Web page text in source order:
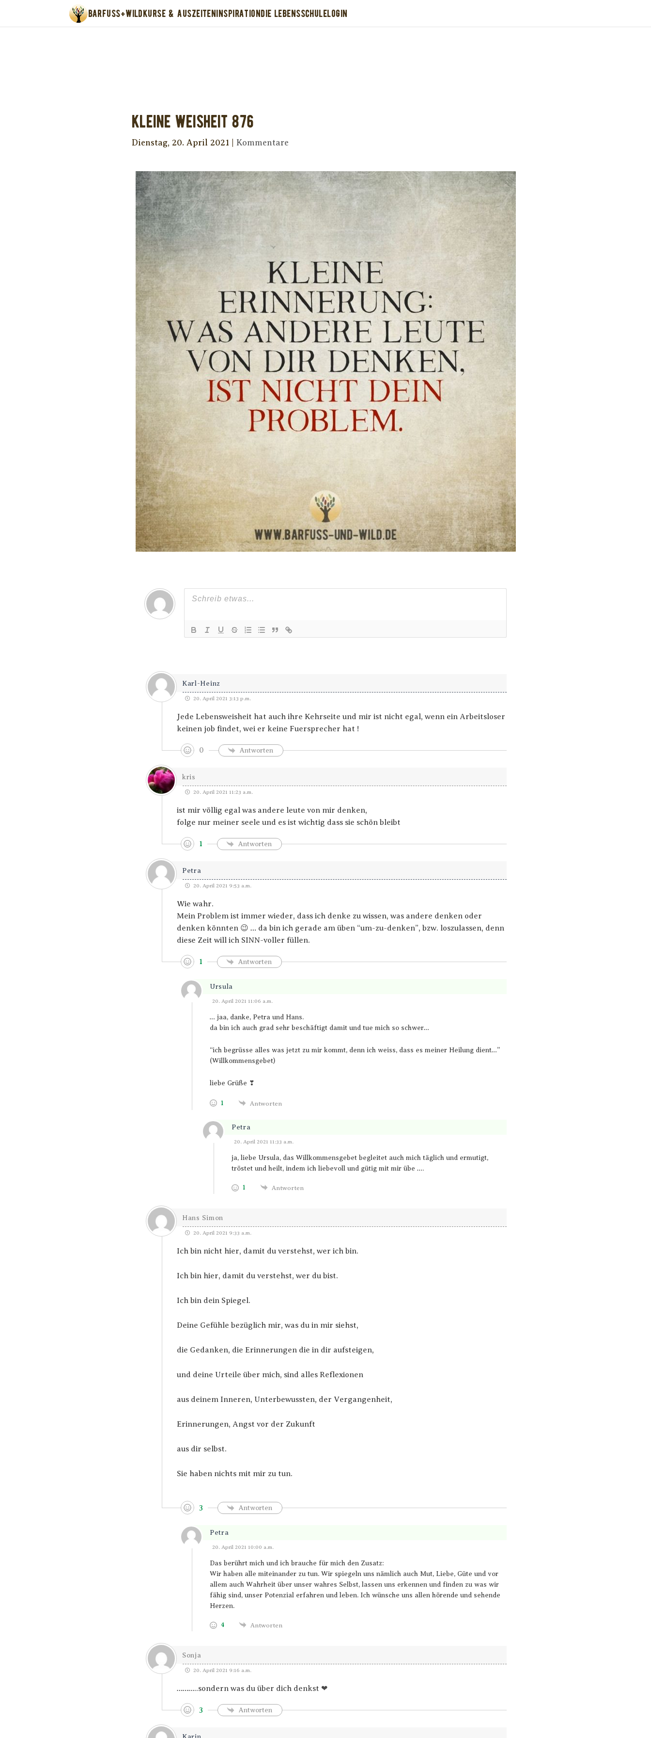
BARFUSS+WILDKURSE & AUSZEITENINSPIRATIONDIE LEBENSSCHULELOGIN
Kleine Weisheit 876
Dienstag, 20. April 2021 Kommentare
Karl-Heinz
20. April 2021 3:13 p.m.
Jede Lebensweisheit hat auch ihre Kehrseite und mir ist nicht egal, wenn ein Arbeitsloser
keinen job findet, wei er keine Fuersprecher hat !
0 Antworten
kris
20. April 2021 11:23 a.m.
ist mir völlig egal was andere leute von mir denken,
folge nur meiner seele und es ist wichtig dass sie schön bleibt
1 Antworten
Petra
20. April 2021 9:53 a.m.
Wie wahr.
Mein Problem ist immer wieder, dass ich denke zu wissen, was andere denken oder
denken könnten 😉 … da bin ich gerade am üben “um-zu-denken”, bzw. loszulassen, denn
diese Zeit will ich SINN-voller füllen.
1 Antworten
Ursula
Antworten
20. April 2021 11:06 a.m.
… jaa, danke, Petra und Hans.
da bin ich auch grad sehr beschäftigt damit und tue mich so schwer…
“ich begrüsse alles was jetzt zu mir kommt, denn ich weiss, dass es meiner Heilung dient…”
(Willkommensgebet)
liebe Grüße ❣
1 Antworten
Petra
Antworten
20. April 2021 11:33 a.m.
ja, liebe Ursula, das Willkommensgebet begleitet auch mich täglich und ermutigt,
tröstet und heilt, indem ich liebevoll und gütig mit mir übe ….
1 Antworten
Hans Simon
20. April 2021 9:33 a.m.
Ich bin nicht hier, damit du verstehst, wer ich bin.
Ich bin hier, damit du verstehst, wer du bist.
Ich bin dein Spiegel.
Deine Gefühle bezüglich mir, was du in mir siehst,
die Gedanken, die Erinnerungen die in dir aufsteigen,
und deine Urteile über mich, sind alles Reflexionen
aus deinem Inneren, Unterbewussten, der Vergangenheit,
Erinnerungen, Angst vor der Zukunft
aus dir selbst.
Sie haben nichts mit mir zu tun.
3 Antworten
Petra
Antworten
20. April 2021 10:00 a.m.
Das berührt mich und ich brauche für mich den Zusatz:
Wir haben alle miteinander zu tun. Wir spiegeln uns nämlich auch Mut, Liebe, Güte und vor
allem auch Wahrheit über unser wahres Selbst, lassen uns erkennen und finden zu was wir
fähig sind, unser Potenzial erfahren und leben. Ich wünsche uns allen hörende und sehende
Herzen.
4 Antworten
Sonja
20. April 2021 9:16 a.m.
………..sondern was du über dich denkst ❤
3 Antworten